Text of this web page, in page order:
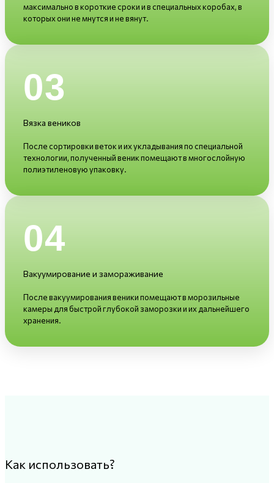
максимально в короткие сроки и в специальных коробах, в
которых они не мнутся и не вянут.
03
Вязка веников
После сортировки веток и их укладывания по специальной
технологии, полученный веник помещают в многослойную
полиэтиленовую упаковку.
04
Вакуумирование и замораживание
После вакуумирования веники помещают в морозильные
камеры для быстрой глубокой заморозки и их дальнейшего
хранения.
Как использовать?